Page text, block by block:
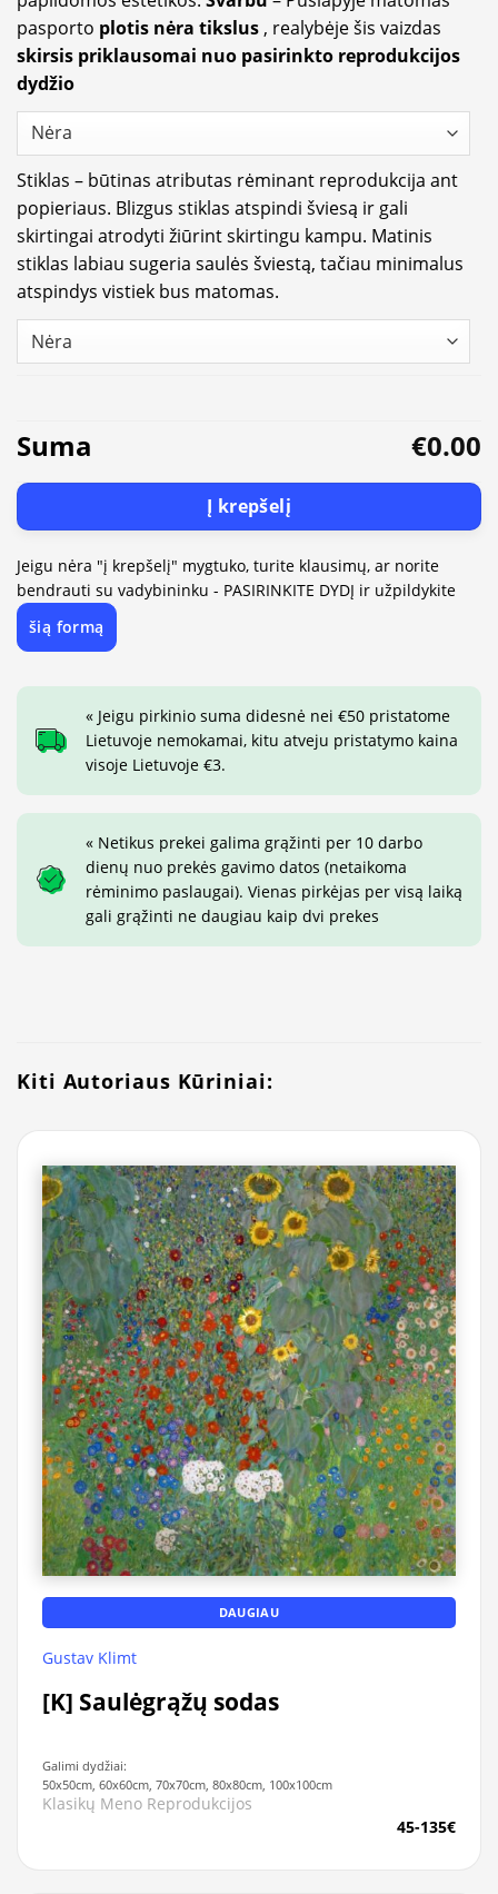
pasporto plotis nėra tikslus , realybėje šis vaizdas
skirsis priklausomai nuo pasirinkto reprodukcijos
dydžio
Stiklas – būtinas atributas rėminant reprodukcija ant
popieriaus. Blizgus stiklas atspindi šviesą ir gali
skirtingai atrodyti žiūrint skirtingu kampu. Matinis
stiklas labiau sugeria saulės šviestą, tačiau minimalus
atspindys vistiek bus matomas.
Suma €0.00
Į krepšelį
Jeigu nėra "į krepšelį" mygtuko, turite klausimų, ar norite
bendrauti su vadybininku - PASIRINKITE DYDĮ ir užpildykite
šią formą
« Jeigu pirkinio suma didesnė nei €50 pristatome
Lietuvoje nemokamai, kitu atveju pristatymo kaina
visoje Lietuvoje €3.
« Netikus prekei galima grąžinti per 10 darbo
dienų nuo prekės gavimo datos (netaikoma
rėminimo paslaugai). Vienas pirkėjas per visą laiką
gali grąžinti ne daugiau kaip dvi prekes
Kiti Autoriaus Kūriniai:
DAUGIAU
Gustav Klimt
[K] Saulėgrąžų sodas
Galimi dydžiai:
50x50cm, 60x60cm, 70x70cm, 80x80cm, 100x100cm
Klasikų Meno Reprodukcijos
45-135€